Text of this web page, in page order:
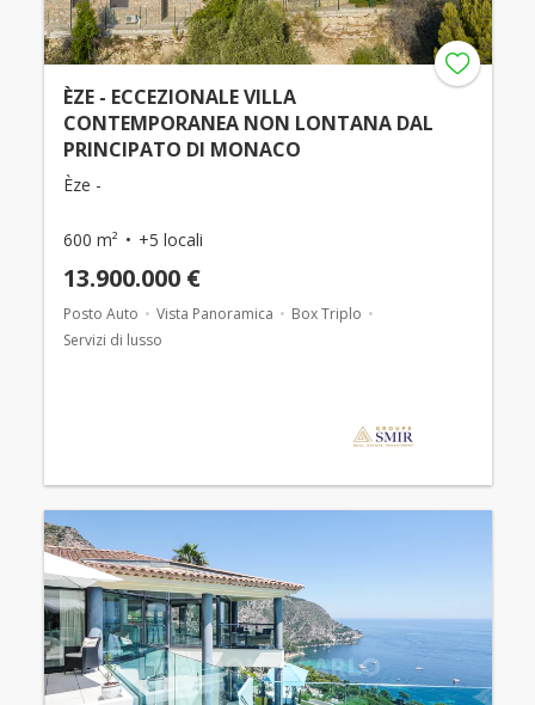
ÈZE - ECCEZIONALE VILLA
CONTEMPORANEA NON LONTANA DAL
PRINCIPATO DI MONACO
Èze -
600 m² +5 locali
13.900.000 €
Posto Auto Vista Panoramica
Box Triplo
Servizi di lusso